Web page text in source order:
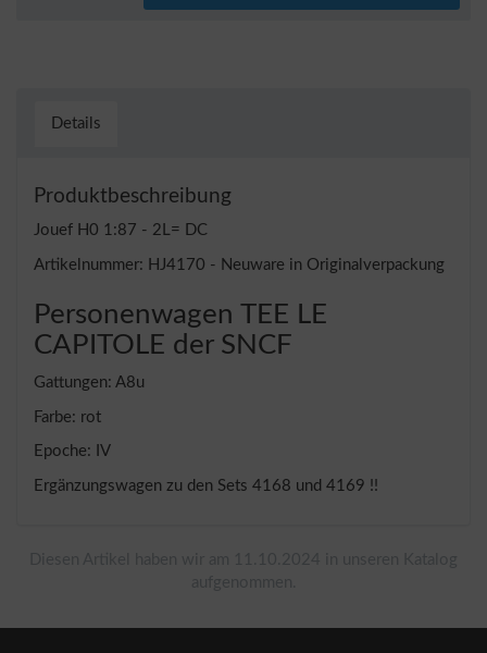
Details
Produktbeschreibung
Jouef H0 1:87 - 2L= DC
Artikelnummer: HJ4170 - Neuware in Originalverpackung
Personenwagen TEE LE
CAPITOLE der SNCF
Gattungen: A8u
Farbe: rot
Epoche: IV
Ergänzungswagen zu den Sets 4168 und 4169 !!